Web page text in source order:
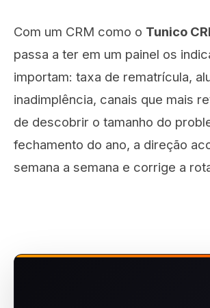
Com um CRM como o Tunico
passa a ter em um painel os
importam: taxa de rematrícula,
inadimplência, canais que mais
de descobrir o tamanho do
fechamento do ano, a direção
semana a semana e corrige a